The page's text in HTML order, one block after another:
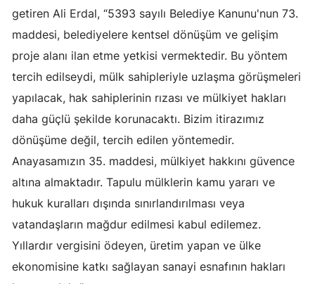
Malatya
Manisa
Kahramanmaraş
Mardin
Muğla
Muş
Niğde
Ordu
getiren Ali Erdal, “5393 sayılı Belediye Kanunu'nun 73.
maddesi, belediyelere kentsel dönüşüm ve gelişim
proje alanı ilan etme yetkisi vermektedir. Bu yöntem
tercih edilseydi, mülk sahipleriyle uzlaşma görüşmeleri
yapılacak, hak sahiplerinin rızası ve mülkiyet hakları
daha güçlü şekilde korunacaktı. Bizim itirazımız
dönüşüme değil, tercih edilen yöntemedir.
Anayasamızın 35. maddesi, mülkiyet hakkını güvence
altına almaktadır. Tapulu mülklerin kamu yararı ve
hukuk kuralları dışında sınırlandırılması veya
vatandaşların mağdur edilmesi kabul edilemez.
Yıllardır vergisini ödeyen, üretim yapan ve ülke
ekonomisine katkı sağlayan sanayi esnafının hakları